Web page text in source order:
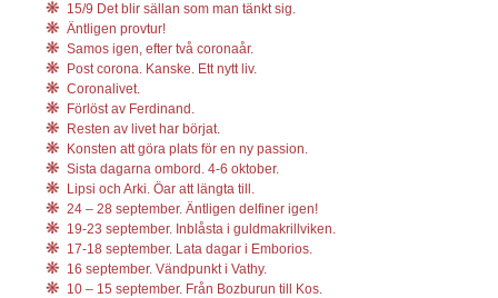
15/9 Det blir sällan som man tänkt sig.
Äntligen provtur!
Samos igen, efter två coronaår.
Post corona. Kanske. Ett nytt liv.
Coronalivet.
Förlöst av Ferdinand.
Resten av livet har börjat.
Konsten att göra plats för en ny passion.
Sista dagarna ombord. 4-6 oktober.
Lipsi och Arki. Öar att längta till.
24 – 28 september. Äntligen delfiner igen!
19-23 september. Inblåsta i guldmakrillviken.
17-18 september. Lata dagar i Emborios.
16 september. Vändpunkt i Vathy.
10 – 15 september. Från Bozburun till Kos.